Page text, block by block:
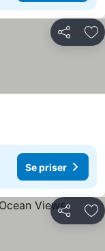
Dela
Se priser
Dela